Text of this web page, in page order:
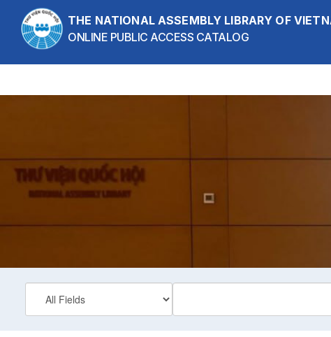
Skip to content
THE NATIONAL ASSEMBLY LIBRARY OF
ONLINE PUBLIC ACCESS CATALOG